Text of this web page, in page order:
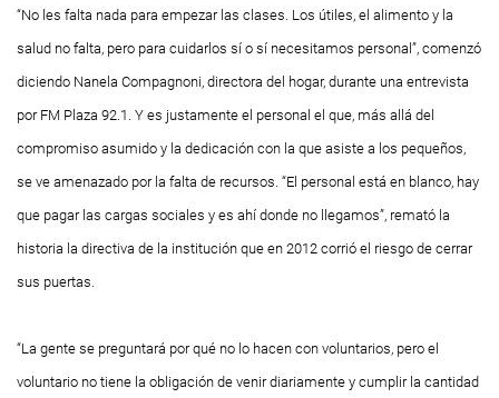
“No les falta nada para empezar las clases. Los útiles, el alimento y la
salud no falta, pero para cuidarlos sí o sí necesitamos personal”, comenzó
diciendo Nanela Compagnoni, directora del hogar, durante una entrevista
por FM Plaza 92.1. Y es justamente el personal el que, más allá del
compromiso asumido y la dedicación con la que asiste a los pequeños,
se ve amenazado por la falta de recursos. “El personal está en blanco, hay
que pagar las cargas sociales y es ahí donde no llegamos”, remató la
historia la directiva de la institución que en 2012 corrió el riesgo de cerrar
sus puertas.
“La gente se preguntará por qué no lo hacen con voluntarios, pero el
voluntario no tiene la obligación de venir diariamente y cumplir la cantidad